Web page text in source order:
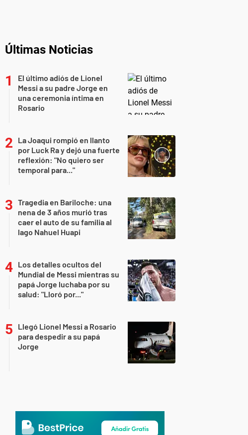
Últimas Noticias
El último adiós de Lionel
Messi a su padre Jorge en
una ceremonia íntima en
Rosario
La Joaqui rompió en llanto
por Luck Ra y dejó una fuerte
reflexión: "No quiero ser
temporal para..."
Tragedia en Bariloche: una
nena de 3 años murió tras
caer el auto de su familia al
lago Nahuel Huapi
Los detalles ocultos del
Mundial de Messi mientras su
papá Jorge luchaba por su
salud: "Lloró por..."
Llegó Lionel Messi a Rosario
para despedir a su papá
Jorge